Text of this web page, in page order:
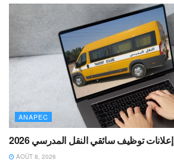
ANAPEC
إعلانات توظيف سائقي النقل المدرسي 2026
AOÛT 8, 2026